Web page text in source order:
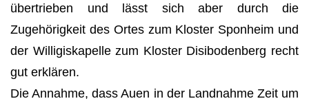
übertrieben und lässt sich aber durch die
Zugehörigkeit des Ortes zum Kloster Sponheim und
der Willigiskapelle zum Kloster Disibodenberg recht
gut er­klären.
Die Annahme, dass Auen in der Landnahme Zeit um